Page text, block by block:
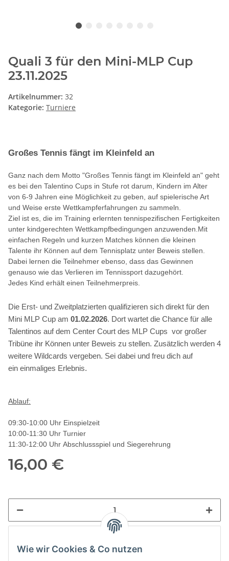
Quali 3 für den Mini-MLP Cup
23.11.2025
Artikelnummer: 32
Kategorie: Turniere
Großes Tennis fängt im Kleinfeld an
Ganz nach dem Motto "Großes Tennis fängt im Kleinfeld an" geht
es bei den Talentino Cups in Stufe rot darum, Kindern im Alter
von 6-9 Jahren eine Möglichkeit zu geben, auf spielerische Art
und Weise erste Wettkampferfahrungen zu sammeln.
Ziel ist es, die im Training erlernten tennispezifischen Fertigkeiten
unter kindgerechten Wettkampfbedingungen anzuwenden.Mit
einfachen Regeln und kurzen Matches können die kleinen
Talente ihr Können auf dem Tennisplatz unter Beweis stellen.
Dabei lernen die Teilnehmer ebenso, dass das Gewinnen
genauso wie das Verlieren im Tennissport dazugehört.
Jedes Kind erhält einen Teilnehmerpreis.
Die Erst- und Zweitplatzierten qualifizieren sich direkt für den
Mini MLP Cup am 01.02.2026. Dort wartet die Chance für alle
Talentinos auf dem Center Court des MLP Cups vor großer
Tribüne ihr Können unter Beweis zu stellen. Zusätzlich werden 4
weitere Wildcards vergeben. Sei dabei und freu dich auf
ein einmaliges Erlebnis.
Ablauf:
09:30-10:00 Uhr Einspielzeit
10:00-11:30 Uhr Turnier
11:30-12:00 Uhr Abschlussspiel und Siegerehrung
16,00 €
Wie wir Cookies & Co nutzen